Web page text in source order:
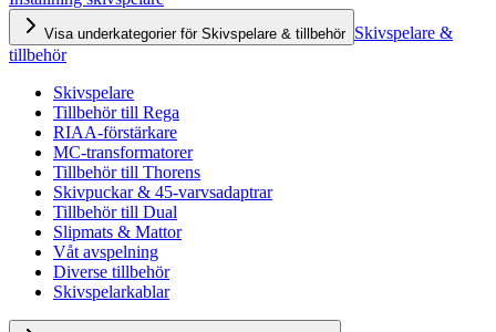
Visa underkategorier för Skivspelare & tillbehör Skivspelare &
tillbehör
Skivspelare
Tillbehör till Rega
RIAA-förstärkare
MC-transformatorer
Tillbehör till Thorens
Skivpuckar & 45-varvsadaptrar
Tillbehör till Dual
Slipmats & Mattor
Våt avspelning
Diverse tillbehör
Skivspelarkablar